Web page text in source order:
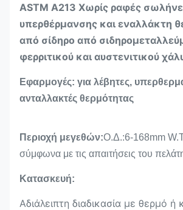
ASTM A213 Χωρίς ραφές
υπερθέρμανσης και εναλλάκτη
από σίδηρο από
φερριτικού και αυστενιτικού
Εφαρμογές: για λέβητες,
ανταλλακτές θερμότητας
Περιοχή μεγεθών:Ο.Δ.:6-168mm
σύμφωνα με τις απαιτήσεις του
Κατασκευή:
Αδιάλειπτη διαδικασία με θερμό ή